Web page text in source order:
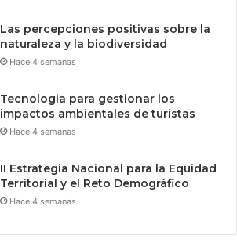
Las percepciones positivas sobre la
naturaleza y la biodiversidad
Hace 4 semanas
Tecnologia para gestionar los
impactos ambientales de turistas
Hace 4 semanas
II Estrategia Nacional para la Equidad
Territorial y el Reto Demográfico
Hace 4 semanas